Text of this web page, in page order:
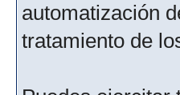
automatización
tratamiento de